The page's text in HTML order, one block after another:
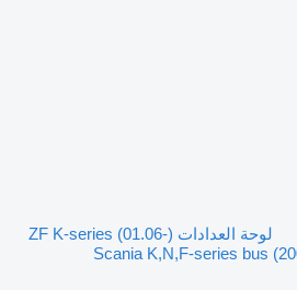
لوحة العدادات ZF K-series (01.06-)